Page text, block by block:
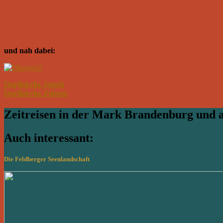
und nah dabei:
Dorfkirche Jetsch
Dorfkirche Zützen
Zeitreisen in der Mark Brandenburg und
Auch interessant:
Die Feldberger Seenlandschaft